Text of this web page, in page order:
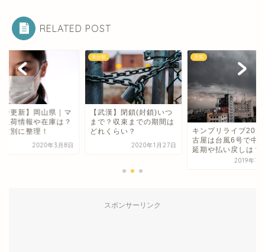
RELATED POST
時更新】岡山県｜マ
入荷情報や在庫は？
村別に整理！
2020年3月8日
未分類
【武漢】閉鎖(封鎖)いつ
まで？収束までの期間は
どれくらい？
2020年1月27日
天気
キンプリライブ
古屋は台風6号で中
延期や払い戻しは？
2019年7
スポンサーリンク